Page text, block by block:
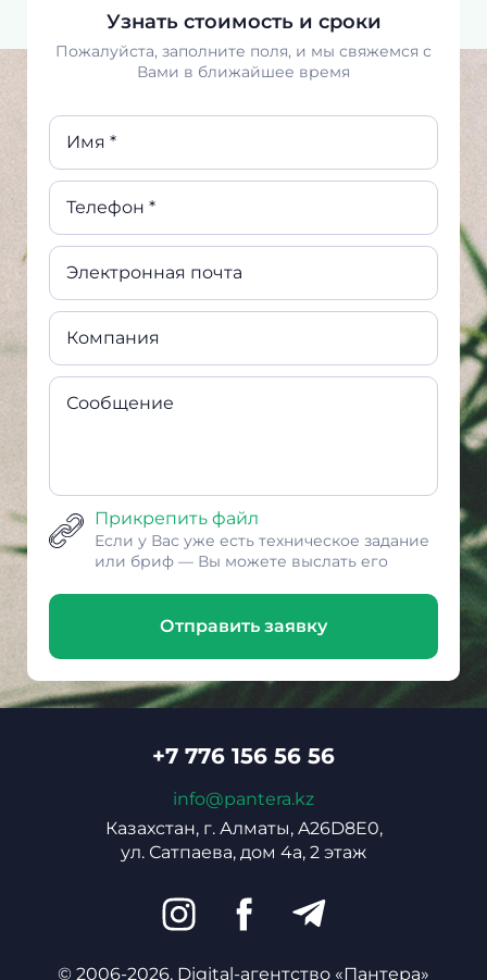
Узнать стоимость и сроки
Пожалуйста, заполните поля, и мы свяжемся с
Вами в ближайшее время
Имя *
Телефон *
Электронная почта
Компания
Сообщение
Прикрепить файл
Если у Вас уже есть техническое задание
или бриф — Вы можете выслать его
Отправить заявку
+7 776 156 56 56
info@pantera.kz
Казахстан, г. Алматы, A26D8E0,
ул. Сатпаева, дом 4а, 2 этаж
© 2006-2026, Digital-агентство «Пантера»